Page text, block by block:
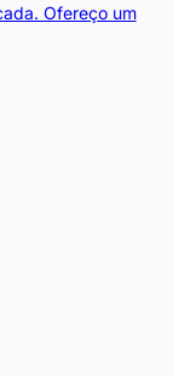
Ofereço um